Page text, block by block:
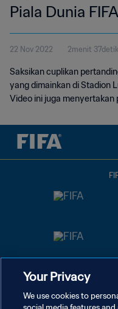
Piala Dunia
Cuplikan
isyarat)
22 Nov 2022 2menit 37detik
Saksikan cuplikan
yang dimainkan di Stadion
Video ini juga
Your Privacy
We use cookies to